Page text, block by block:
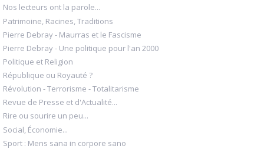
Nos lecteurs ont la parole...
Patrimoine, Racines, Traditions
Pierre Debray - Maurras et le Fascisme
Pierre Debray - Une politique pour l'an 2000
Politique et Religion
République ou Royauté ?
Révolution - Terrorisme - Totalitarisme
Revue de Presse et d'Actualité...
Rire ou sourire un peu...
Social, Économie...
Sport : Mens sana in corpore sano